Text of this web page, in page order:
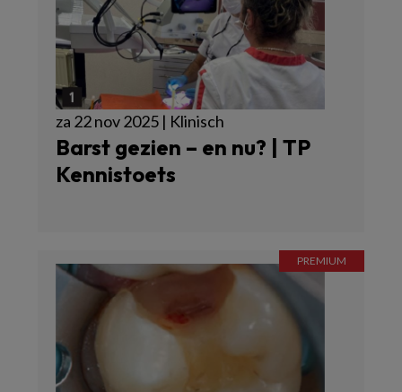
za 22 nov 2025 | Klinisch
Barst gezien – en nu? | TP
Kennistoets